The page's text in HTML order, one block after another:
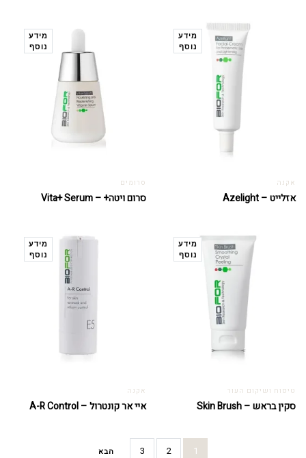
מידע
נוסף
אקנה
אזלייט – Azelight
מידע
נוסף
סרומים
סרום ויטה+ – Vita+ Serum
מידע
נוסף
טיפוח ושיקום העור
סקין בראש – Skin Brush
מידע
נוסף
אקנה
איי אר קונטרול – A-R Control
1
2
3 הבא